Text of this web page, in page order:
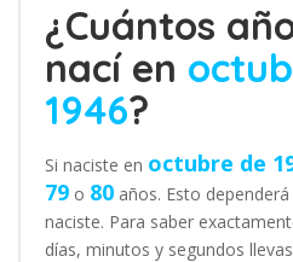
¿Cuántos
nací en
1946?
Si naciste en octubre de
79 o 80 años. Esto
naciste. Para saber
días, minutos y segundos